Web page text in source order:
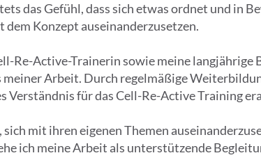
das Gefühl, dass sich etwas ordnet und in
Konzept auseinanderzusetzen.
Re-Active-Trainerin sowie meine langjährige
meiner Arbeit. Durch regelmäßige
Verständnis für das Cell-Re-Active Training
mit ihren eigenen Themen
ich meine Arbeit als unterstützende